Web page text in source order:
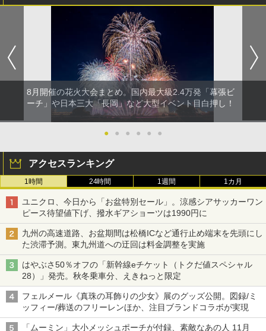
8月開催の花火大会まとめ。国内最大級2.4万発「幕張ビ
ーチ」や日本三大「長岡」など大型イベント目白押し！
● ● ● ● ● ●
アクセスランキング
1時間 24時間 1週間 1カ月
ユニクロ、今日から「お盆特別セール」。涼感シアサッカーワン
ピース待望値下げ、撥水ギアショーツは1990円に
九州の高速道路、お盆期間は松橋ICなど通行止め端末を先頭にし
た渋滞予測。東九州道への迂回は料金調整を実施
はやぶさ50％オフの「新幹線eチケット（トクだ値スペシャル
28）」発売。秋冬乗車分、えきねっと限定
フェルメール《真珠の耳飾りの少女》展のグッズ公開。図録/ミ
ッフィー/葬送のフリーレンほか、注目ブランドコラボが実現
「ムーミン」大小メッシュポーチが付録、素敵なあの人 11月